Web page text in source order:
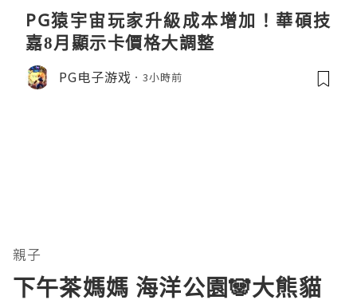
PG猿宇宙玩家升級成本增加！華碩技
嘉8月顯示卡價格大調整
PG电子游戏 3小時前
親子
下午茶媽媽 海洋公園🐼大熊貓